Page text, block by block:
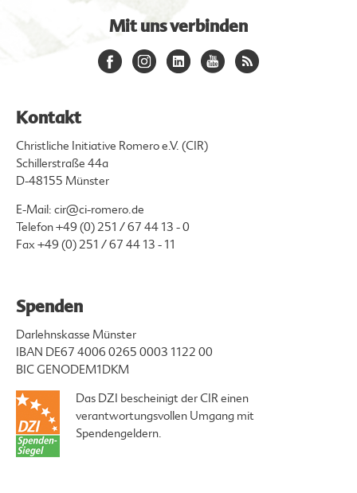
Mit uns verbinden
Kontakt
Christliche Initiative Romero e.V. (CIR)
Schillerstraße 44a
D-48155 Münster
E-Mail: cir@ci-romero.de
Telefon+49 (0) 251 / 67 44 13 - 0
Fax +49 (0) 251 / 67 44 13 - 11
Spenden
Darlehnskasse Münster
IBAN DE67 4006 0265 0003 1122 00
BIC GENODEM1DKM
Das DZI bescheinigt der CIR einen
verantwortungsvollen Umgang mit
Spendengeldern.